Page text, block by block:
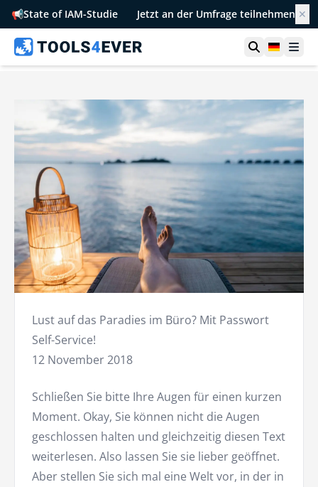
📢State of IAM-Studie Jetzt an der Umfrage teilnehmen ✕
Suche
Lust auf das Paradies im Büro? Mit Passwort
Self-Service!
12 November 2018
Schließen Sie bitte Ihre Augen für einen kurzen
Moment. Okay, Sie können nicht die Augen
geschlossen halten und gleichzeitig diesen Text
weiterlesen. Also lassen Sie sie lieber geöffnet.
Aber stellen Sie sich mal eine Welt vor, in der in